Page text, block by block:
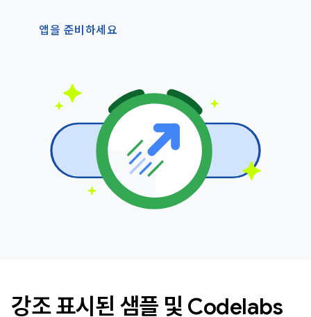
앱을 준비하세요
강조 표시된 샘플 및 Codelabs